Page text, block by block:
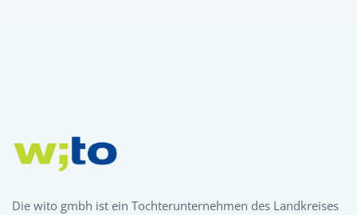
Die wito gmbh ist ein Tochterunternehmen des Landkreises